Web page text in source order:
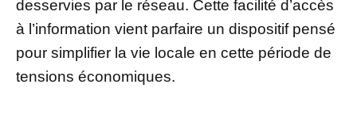
desservies par le réseau. Cette facilité d’accès
à l’information vient parfaire un dispositif pensé
pour simplifier la vie locale en cette période de
tensions économiques.